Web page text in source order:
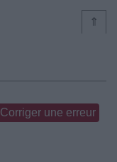
⇑
Corriger une erreur